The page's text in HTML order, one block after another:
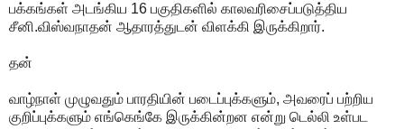
பக்கங்கள் அடங்கிய 16 பகுதிகளில் காலவரிசைப்படுத்திய
சீனி.விஸ்வநாதன் ஆதாரத்துடன் விளக்கி இருக்கிறார்.
தன்
வாழ்நாள் முழுவதும் பாரதியின் படைப்புக்களும், அவரைப் பற்றிய
குறிப்புக்களும் எங்கெங்கே இருக்கின்றன என்று டெல்லி உள்பட